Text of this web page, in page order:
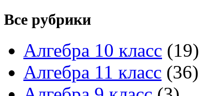
Все рубрики
Алгебра 10 класс (19)
Алгебра 11 класс (36)